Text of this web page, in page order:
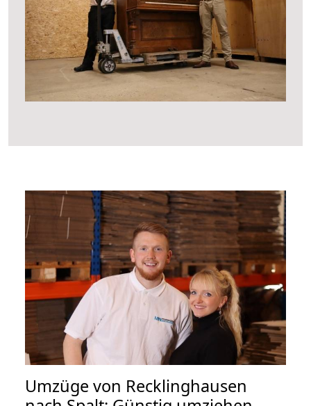
Umzüge von Recklinghausen